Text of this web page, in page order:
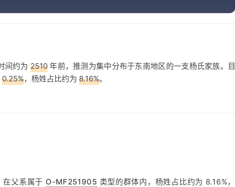
间约为 2510年前，推测为集中分布于东南地区的一支杨氏家族。目
0.25%，杨姓占比约为 8.16%。
在父系属于 O-MF251905 类型的群体内，杨姓占比约为 8.16%，